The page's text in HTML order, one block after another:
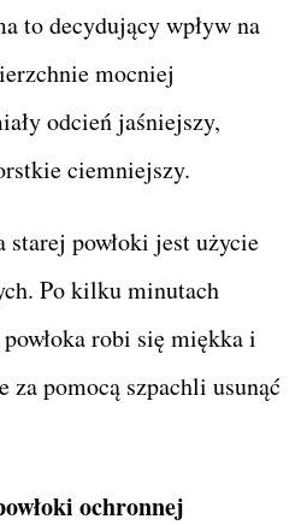
to decydujący wpływ na
mocniej
odcień jaśniejszy,
ciemniejszy.
starej powłoki jest użycie
Po kilku minutach
robi się miękka i
za pomocą szpachli usunąć
ochronnej